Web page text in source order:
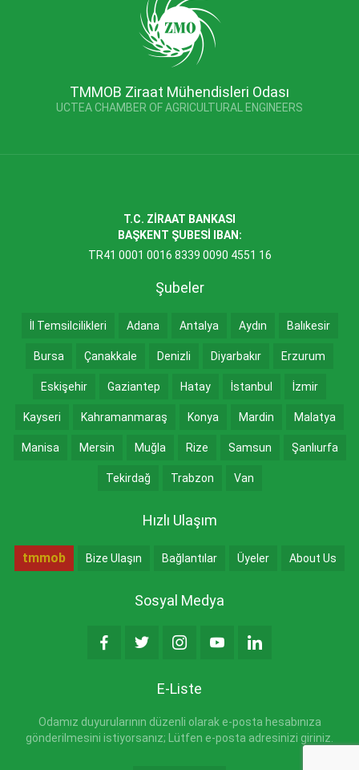
TMMOB Ziraat Mühendisleri Odası
UCTEA CHAMBER OF AGRICULTURAL ENGINEERS
T.C. ZİRAAT BANKASI
BAŞKENT ŞUBESİ IBAN:
TR41 0001 0016 8339 0090 4551 16
Şubeler
İl Temsilcilikleri Adana Antalya Aydın Balıkesir
Bursa Çanakkale Denizli Diyarbakır Erzurum
Eskişehir Gaziantep Hatay İstanbul İzmir
Kayseri Kahramanmaraş Konya Mardin Malatya
Manisa Mersin Muğla Rize Samsun Şanlıurfa
Tekirdağ Trabzon Van
Hızlı Ulaşım
tmmob Bize Ulaşın Bağlantılar Üyeler About Us
Sosyal Medya
E-Liste
Odamız duyurularının düzenli olarak e-posta hesabınıza
gönderilmesini istiyorsanız; Lütfen e-posta adresinizi giriniz.